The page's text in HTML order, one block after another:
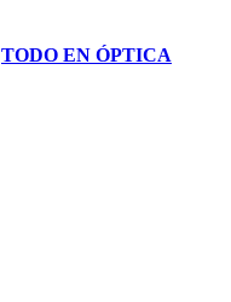
TODO EN ÓPTICA